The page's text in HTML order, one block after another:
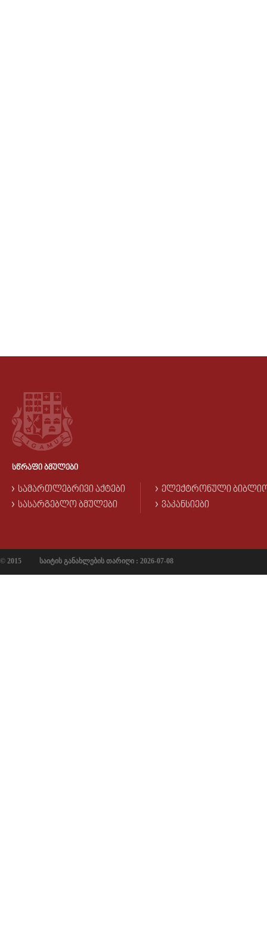
ᲡᲬᲠᲐᲤᲘ ᲑᲛᲣᲚᲔᲑᲘ
ᲡᲐᲛᲐᲠᲗᲚᲔᲑᲠᲘᲕᲘ ᲐᲥᲢᲔᲑᲘ
ᲡᲐᲡᲐᲠᲒᲔᲑᲚᲝ ᲑᲛᲣᲚᲔᲑᲘ
ᲔᲚᲔᲥᲢᲠᲝᲜᲣᲚᲘ
ᲕᲐᲙᲐᲜᲡᲘᲔᲑᲘ
© 2015 საიტის განახლების თარიღი : 2026-07-08